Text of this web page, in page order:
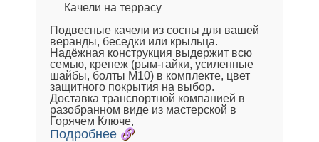
Качели на террасу
Подвесные качели из сосны для вашей
веранды, беседки или крыльца.
Надёжная конструкция выдержит всю
семью, крепеж (рым-гайки, усиленные
шайбы, болты М10) в комплекте, цвет
защитного покрытия на выбор.
Доставка транспортной компанией в
разобранном виде из мастерской в
Горячем Ключе,
Подробнее